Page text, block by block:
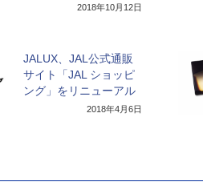
2018年10月12日
JALUX、JAL公式通販
サイト「JAL ショッピ
ング」をリニューアル
2018年4月6日